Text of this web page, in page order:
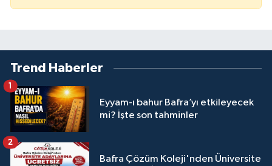
Trend Haberler
Eyyam-ı bahur Bafra’yı etkileyecek
mi? İşte son tahminler
1
Bafra Çözüm Koleji'nden Üniversite
2